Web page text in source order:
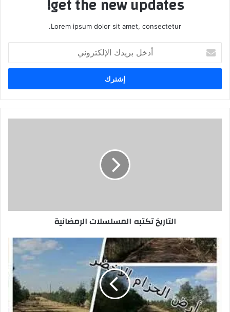
get the new updates!
Lorem ipsum dolor sit amet, consectetur.
بريدك
الإلكتروني
التاريخ تكتبه المسلسلات الرمضانية
النزاهة
النيابية
تعلن
إيقاف
الاستيلاء
على
أرض